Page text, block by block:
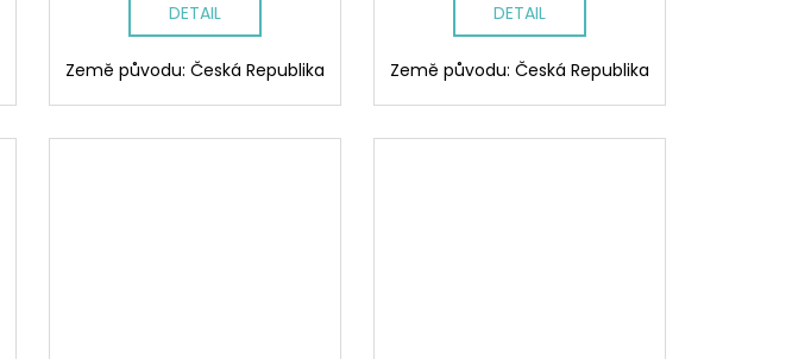
DETAIL
Země původu: Česká Republika
DETAIL
Země původu: Česká Republika